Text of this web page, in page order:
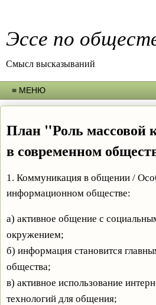
Эссе по
Смысл высказываний
План "Роль массовой
в современном
1. Коммуникация в общении /
информационном обществе:
а) активное общение с
окружением;
б) информация становится
общества;
в) активное использование
технологий для общения;